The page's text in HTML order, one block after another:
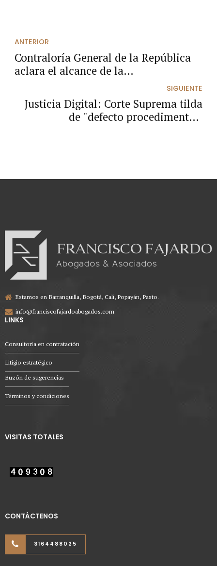
ANTERIOR
Contraloría General de la República
aclara el alcance de la
responsabilidad fiscal en contratos de
interventoría.
SIGUIENTE
Justicia Digital: Corte Suprema tilda
de "defecto procedimental"
Estamos en Barranquilla, Bogotá, Cali, Popayán, Pasto.
info@franciscofajardoabogados.com
LINKS
Consultoría en contratación
Litigio estratégico
Buzón de sugerencias
Términos y condiciones
VISITAS TOTALES
CONTÁCTENOS
3164488025